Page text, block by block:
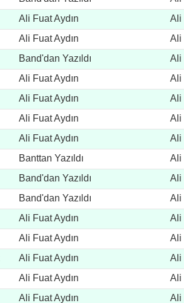
Ali Fuat Aydın
Ali
Ali Fuat Aydın
Ali
Band'dan Yazıldı
Ali
Ali Fuat Aydın
Ali
Ali Fuat Aydın
Ali
Ali Fuat Aydın
Ali
Ali Fuat Aydın
Ali
Banttan Yazıldı
Ali
Band'dan Yazıldı
Ali
Band'dan Yazıldı
Ali
Ali Fuat Aydın
Ali
Ali Fuat Aydın
Ali
Ali Fuat Aydın
Ali
Ali Fuat Aydın
Ali
Ali Fuat Aydın Ali